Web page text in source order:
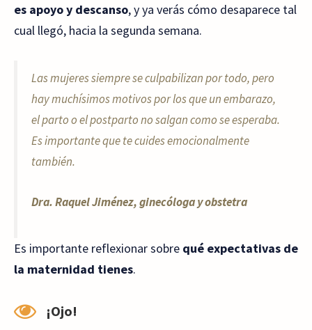
es apoyo y descanso, y ya verás cómo desaparece tal
cual llegó, hacia la segunda semana.
Las mujeres siempre se culpabilizan por todo, pero
hay muchísimos motivos por los que un embarazo,
el parto o el postparto no salgan como se esperaba.
Es importante que te cuides emocionalmente
también.
Dra. Raquel Jiménez, ginecóloga y obstetra
Es importante reflexionar sobre qué expectativas de
la maternidad tienes.
¡Ojo!